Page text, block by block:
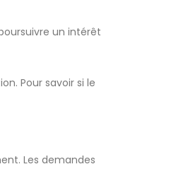
un intérêt
Pour savoir si le
Les demandes